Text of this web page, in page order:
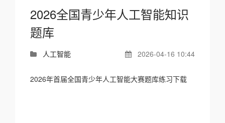
2026全国青少年人工智能知识
题库
人工智能 2026-04-16 10:44
2026年首届全国青少年人工智能大赛题库练习下载